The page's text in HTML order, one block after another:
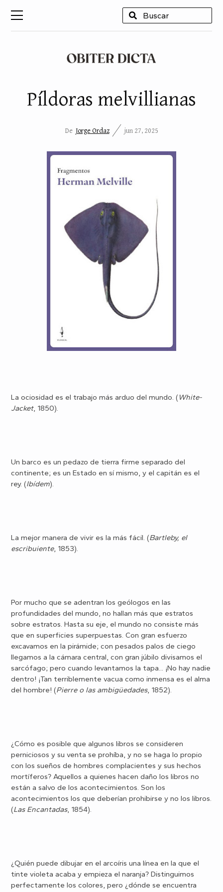
Píldoras melvillianas
De Jorge Ordaz jun 27, 2025
La ociosidad es el trabajo más arduo del mundo. (White-
Jacket, 1850).
Un barco es un pedazo de tierra firme separado del
continente; es un Estado en sí mismo, y el capitán es el
rey. (Ibídem).
La mejor manera de vivir es la más fácil. (Bartleby, el
escribuiente, 1853).
Por mucho que se adentran los geólogos en las
profundidades del mundo, no hallan más que estratos
sobre estratos. Hasta su eje, el mundo no consiste más
que en superficies superpuestas. Con gran esfuerzo
excavamos en la pirámide; con pesados palos de ciego
llegamos a la cámara central, con gran júbilo divisamos el
sarcófago; pero cuando levantamos la tapa... ¡No hay nadie
dentro! ¡Tan terriblemente vacua como inmensa es el alma
del hombre! (Pierre o las ambigüedades, 1852).
¿Cómo es posible que algunos libros se consideren
perniciosos y su venta se prohíba, y no se haga lo propio
con los sueños de hombres complacientes y sus hechos
mortíferos? Aquellos a quienes hacen daño los libros no
están a salvo de los acontecimientos. Son los
acontecimientos los que deberían prohibirse y no los libros.
(Las Encantadas, 1854).
¿Quién puede dibujar en el arcoíris una línea en la que el
tinte violeta acaba y empieza el naranja? Distinguimos
perfectamente los colores, pero ¿dónde se encuentra